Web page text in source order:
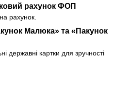
рахунок ФОП
рахунок.
Малюка» та «Пакунок
державні картки для зручності